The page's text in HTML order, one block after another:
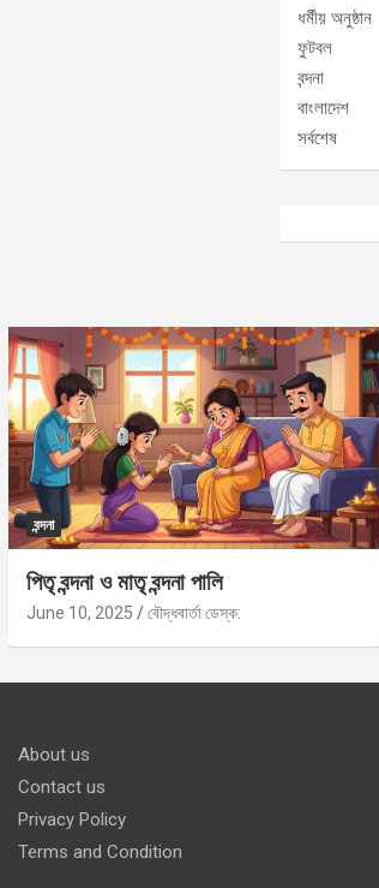
ধর্মীয় অনুষ্ঠান
ফুটবল
বন্দনা
বাংলাদেশ
সর্বশেষ
বন্দনা
পিতৃ বন্দনা ও মাতৃ বন্দনা পালি
June 10, 2025 বৌদ্ধবার্তা ডেস্ক:
About us
Contact us
Privacy Policy
Terms and Condition